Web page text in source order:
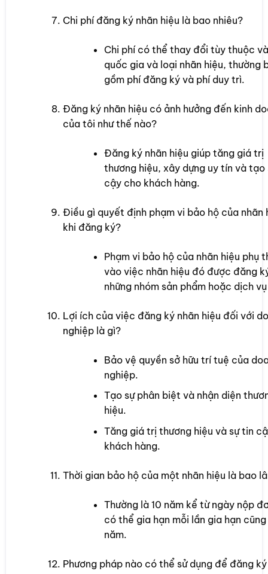
Chi phí đăng ký nhãn hiệu là bao nhiêu?
Chi phí có thể thay đổi tùy thuộc
quốc gia và loại nhãn hiệu, thường
gồm phí đăng ký và phí duy trì.
Đăng ký nhãn hiệu có ảnh hưởng đến kinh
của tôi như thế nào?
Đăng ký nhãn hiệu giúp tăng giá trị
thương hiệu, xây dựng uy tín và tạo
cậy cho khách hàng.
Điều gì quyết định phạm vi bảo hộ của nhãn
khi đăng ký?
Phạm vi bảo hộ của nhãn hiệu phụ
vào việc nhãn hiệu đó được đăng
những nhóm sản phẩm hoặc dịch
Lợi ích của việc đăng ký nhãn hiệu đối với
nghiệp là gì?
Bảo vệ quyền sở hữu trí tuệ của
nghiệp.
Tạo sự phân biệt và nhận diện
hiệu.
Tăng giá trị thương hiệu và sự tin
khách hàng.
Thời gian bảo hộ của một nhãn hiệu là bao
Thường là 10 năm kể từ ngày nộp
có thể gia hạn mỗi lần gia hạn cũng
năm.
Phương pháp nào có thể sử dụng để đăng